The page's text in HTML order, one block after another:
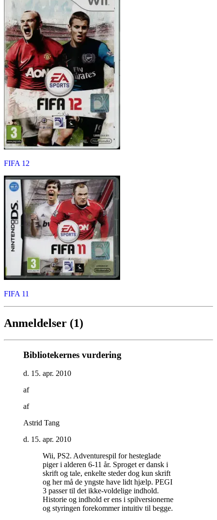
FIFA 12
FIFA 11
Anmeldelser (1)
Bibliotekernes vurdering
d. 15. apr. 2010
af
af
Astrid Tang
d. 15. apr. 2010
Wii, PS2. Adventurespil for hesteglade
piger i alderen 6-11 år. Sproget er dansk i
skrift og tale, enkelte steder dog kun skrift
og her må de yngste have lidt hjælp. PEGI
3 passer til det ikke-voldelige indhold.
Historie og indhold er ens i spilversionerne
og styringen forekommer intuitiv til begge.